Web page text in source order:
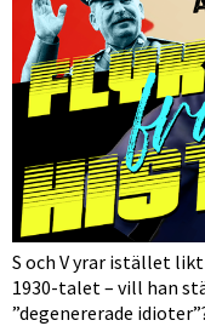
S och V yrar istället
1930-talet – vill han
”degenererade